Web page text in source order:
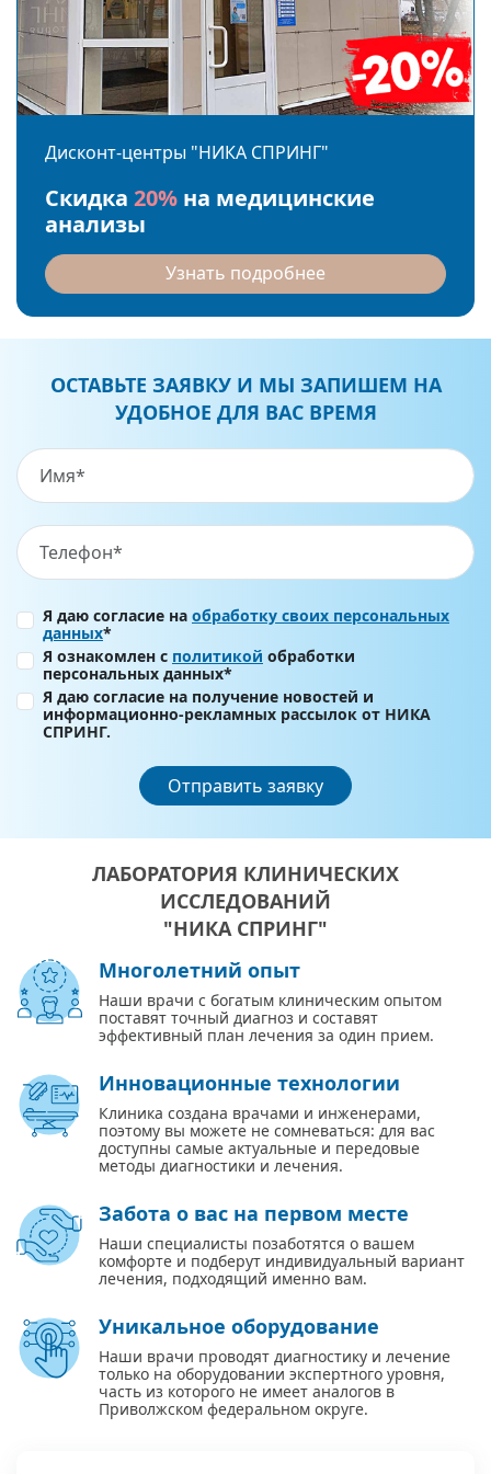
Дисконт-центры "НИКА СПРИНГ"
Скидка 20% на медицинские
анализы
Узнать подробнее
ОСТАВЬТЕ ЗАЯВКУ И МЫ ЗАПИШЕМ НА
УДОБНОЕ ДЛЯ ВАС ВРЕМЯ
Я даю согласие на обработку своих персональных
данных*
Я ознакомлен с политикой обработки
персональных данных*
Я даю согласие на получение новостей и
информационно-рекламных рассылок от НИКА
СПРИНГ.
Отправить заявку
ЛАБОРАТОРИЯ КЛИНИЧЕСКИХ
ИССЛЕДОВАНИЙ
"НИКА СПРИНГ"
Многолетний опыт
Наши врачи с богатым клиническим опытом
поставят точный диагноз и составят
эффективный план лечения за один прием.
Инновационные технологии
Клиника создана врачами и инженерами,
поэтому вы можете не сомневаться: для вас
доступны самые актуальные и передовые
методы диагностики и лечения.
Забота о вас на первом месте
Наши специалисты позаботятся о вашем
комфорте и подберут индивидуальный вариант
лечения, подходящий именно вам.
Уникальное оборудование
Наши врачи проводят диагностику и лечение
только на оборудовании экспертного уровня,
часть из которого не имеет аналогов в
Приволжском федеральном округе.